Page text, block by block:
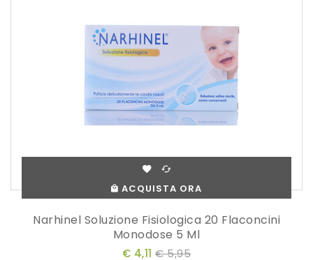
ACQUISTA ORA
Narhinel Soluzione Fisiologica 20 Flaconcini
Monodose 5 Ml
€ 4,11 € 5,95